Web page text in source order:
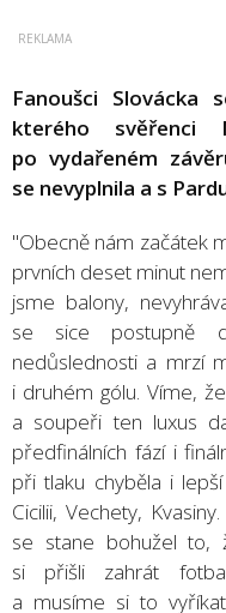
Fanoušci
kterého svěřenci
po vydařeném
se nevyplnila a s
"Obecně nám začátek
prvních deset minut
jsme balony,
se sice postupně
nedůslednosti a mrzí
i druhém gólu. Víme,
a soupeři ten luxus
předfinálních fází i
při tlaku chyběla i
Cicilii, Vechety,
se stane bohužel to,
si přišli zahrát
a musíme si to